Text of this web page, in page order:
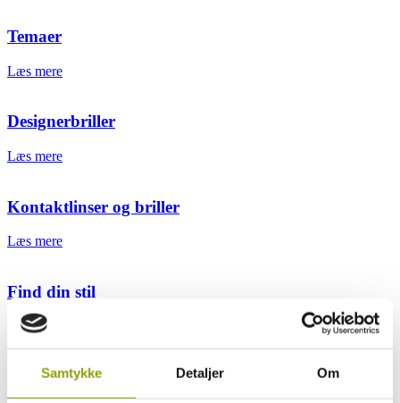
Samtykke Detaljer Om
Temaer
Læs mere
Designerbriller
Læs mere
Kontaktlinser og briller
Læs mere
Find din stil
Læs mere
Kontaktlinser og makeup